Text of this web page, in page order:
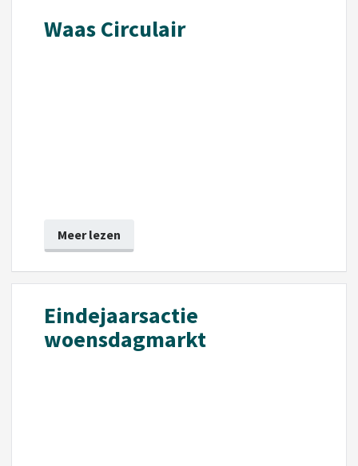
Waas Circulair
Meer lezen
Eindejaarsactie
woensdagmarkt